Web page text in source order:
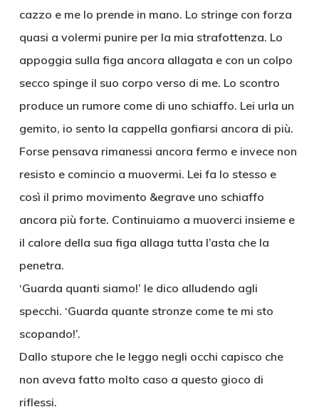
cazzo e me lo prende in mano. Lo stringe con forza
quasi a volermi punire per la mia strafottenza. Lo
appoggia sulla figa ancora allagata e con un colpo
secco spinge il suo corpo verso di me. Lo scontro
produce un rumore come di uno schiaffo. Lei urla un
gemito, io sento la cappella gonfiarsi ancora di più.
Forse pensava rimanessi ancora fermo e invece non
resisto e comincio a muovermi. Lei fa lo stesso e
così il primo movimento &egrave uno schiaffo
ancora più forte. Continuiamo a muoverci insieme e
il calore della sua figa allaga tutta l’asta che la
penetra.
‘Guarda quanti siamo!’ le dico alludendo agli
specchi. ‘Guarda quante stronze come te mi sto
scopando!’.
Dallo stupore che le leggo negli occhi capisco che
non aveva fatto molto caso a questo gioco di
riflessi.